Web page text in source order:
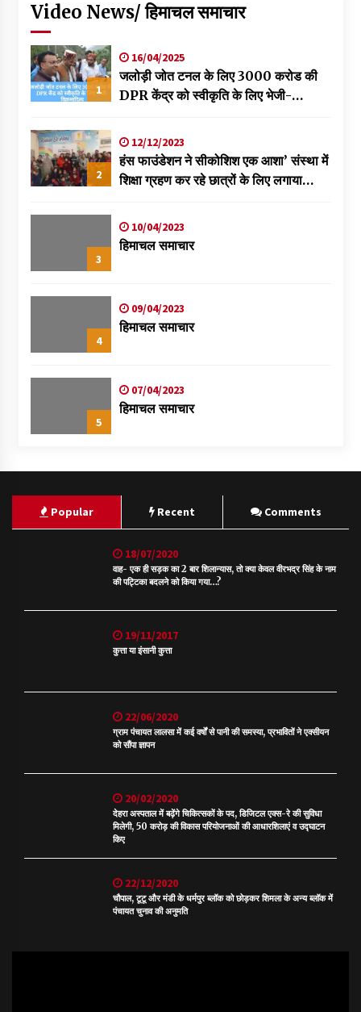
Video News/ हिमाचल समाचार
1
16/04/2025
जलोड़ी जोत टनल के लिए 3000 करोड की
DPR केंद्र को स्वीकृति के लिए भेजी-
2
12/12/2023
हंस फाउंडेशन ने सीकोशिश एक आशा’ संस्था में
शिक्षा ग्रहण कर रहे छात्रों के लिए लगाया
3
10/04/2023
हिमाचल समाचार
4
09/04/2023
हिमाचल समाचार
5
07/04/2023
हिमाचल समाचार
Popular Recent Comments
18/07/2020
वाह- एक ही सड़क का 2 बार शिलान्यास, तो क्या केवल वीरभद्र सिंह के नाम
की पट्टिका बदलने को किया गया…?
19/11/2017
कुत्ता या इंसानी कुत्ता
22/06/2020
ग्राम पंचायत लालसा में कई वर्षों से पानी की समस्या, प्रभावितों ने एक्सीयन
को सौंपा ज्ञापन
20/02/2020
देहरा अस्पताल में बढ़ेंगे चिकित्सकों के पद, डिजिटल एक्स-रे की सुविधा
मिलेगी, 50 करोड़ की विकास परियोजनाओं की आधारशिलाएं व उद्घाटन
किए
22/12/2020
चौपाल, टूटू और मंडी के धर्मपुर ब्लॉक को छोड़कर शिमला के अन्य ब्लॉक में
पंचायत चुनाव की अनुमति